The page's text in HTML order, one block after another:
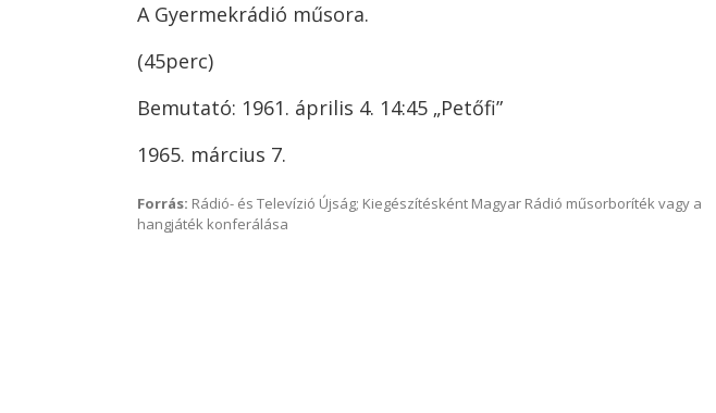
A Gyermekrádió műsora.
(45perc)
Bemutató: 1961. április 4. 14:45 „Petőfi”
1965. március 7.
Forrás: Rádió- és Televízió Újság; Kiegészítésként Magyar Rádió műsorboríték vagy a
hangjáték konferálása